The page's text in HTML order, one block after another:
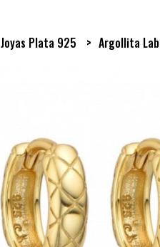
Joyas Plata 925 Argollita